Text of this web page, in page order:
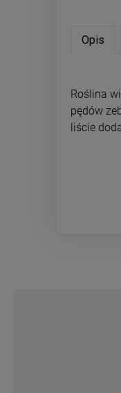
Opis
Roślina
pędów
liście